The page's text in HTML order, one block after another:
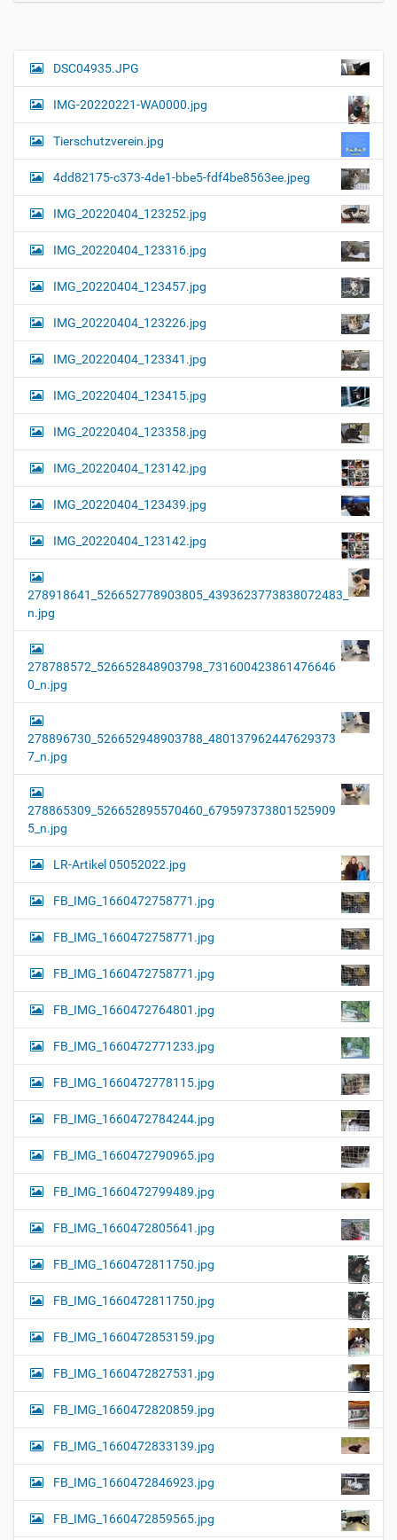
e
e
i
l
r
e
…
N
a
i
g
a
t
i
o
n
DSC04935.JPG
IMG-20220221-WA0000.jpg
Tierschutzverein.jpg
4dd82175-c373-4de1-bbe5-fdf4be8563ee.jpeg
IMG_20220404_123252.jpg
IMG_20220404_123316.jpg
IMG_20220404_123457.jpg
IMG_20220404_123226.jpg
IMG_20220404_123341.jpg
IMG_20220404_123415.jpg
IMG_20220404_123358.jpg
IMG_20220404_123142.jpg
IMG_20220404_123439.jpg
IMG_20220404_123142.jpg
278918641_526652778903805_4393623773838072483_
n.jpg
278788572_526652848903798_731600423861476646
0_n.jpg
278896730_526652948903788_480137962447629373
7_n.jpg
278865309_526652895570460_679597373801525909
5_n.jpg
LR-Artikel 05052022.jpg
FB_IMG_1660472758771.jpg
FB_IMG_1660472758771.jpg
FB_IMG_1660472758771.jpg
FB_IMG_1660472764801.jpg
FB_IMG_1660472771233.jpg
FB_IMG_1660472778115.jpg
FB_IMG_1660472784244.jpg
FB_IMG_1660472790965.jpg
FB_IMG_1660472799489.jpg
FB_IMG_1660472805641.jpg
FB_IMG_1660472811750.jpg
FB_IMG_1660472811750.jpg
FB_IMG_1660472853159.jpg
FB_IMG_1660472827531.jpg
FB_IMG_1660472820859.jpg
FB_IMG_1660472833139.jpg
FB_IMG_1660472846923.jpg
FB_IMG_1660472859565.jpg